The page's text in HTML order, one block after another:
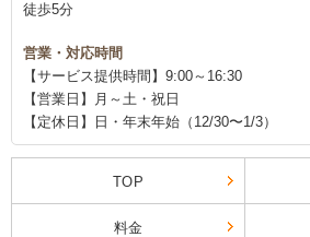
徒歩5分
営業・対応時間
【サービス提供時間】9:00～16:30
【営業日】月～土・祝日
【定休日】日・年末年始（12/30〜1/3）
TOP
料金